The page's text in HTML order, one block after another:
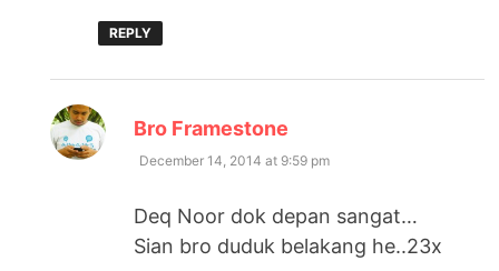
REPLY
Bro Framestone
December 14, 2014 at 9:59 pm
Deq Noor dok depan sangat…
Sian bro duduk belakang he..23x